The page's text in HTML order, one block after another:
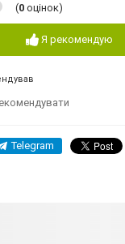
(0 оцінок)
Я рекомендую
Telegram